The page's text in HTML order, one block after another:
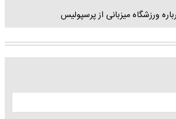
ورزشگاه میزبانی از پرسپولیس